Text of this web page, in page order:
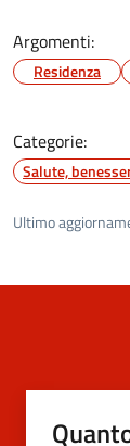
Argomenti:
Residenza
Categorie:
Salute,
Ultimo